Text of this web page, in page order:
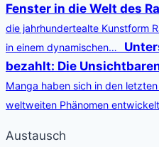
Fenster in die Welt des
die jahrhundertealte Kunstform
in einem dynamischen…
bezahlt: Die
Manga haben sich in den
weltweiten Phänomen
Austausch